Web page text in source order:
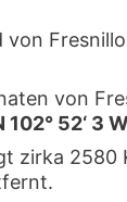
von
von
102° 52‘ 3
zirka 2580